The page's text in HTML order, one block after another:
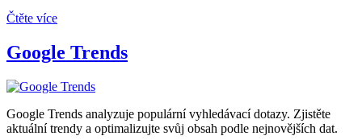
Čtěte více
Google Trends
Google Trends analyzuje populární vyhledávací dotazy. Zjistěte
aktuální trendy a optimalizujte svůj obsah podle nejnovějších dat.